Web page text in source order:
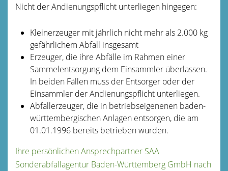
Nicht der Andienungspflicht unterliegen hingegen:
Kleinerzeuger mit jährlich nicht mehr als 2.000 kg
gefährlichem Abfall insgesamt
Erzeuger, die ihre Abfälle im Rahmen einer
Sammelentsorgung dem Einsammler überlassen.
In beiden Fällen muss der Entsorger oder der
Einsammler der Andienungspflicht unterliegen.
Abfallerzeuger, die in betriebseigenenen baden-
württembergischen Anlagen entsorgen, die am
01.01.1996 bereits betrieben wurden.
Ihre persönlichen Ansprechpartner SAA
Sonderabfallagentur Baden-Württemberg GmbH nach